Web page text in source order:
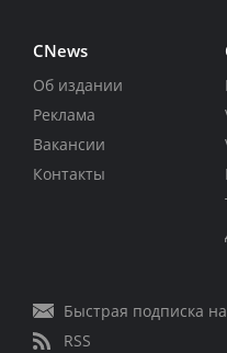
CNews
Об издании
Реклама
Вакансии
Контакты
Быстрая подписка
RSS